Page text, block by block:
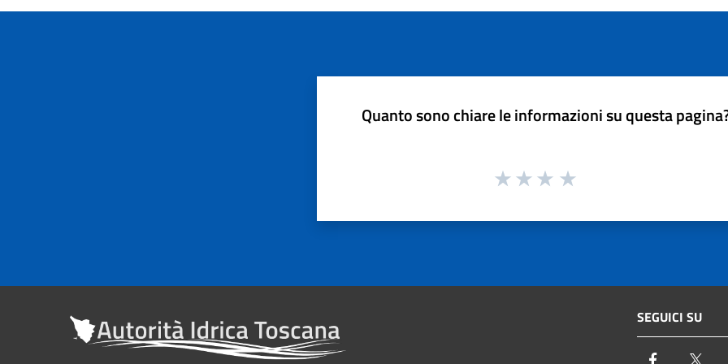
Quanto sono chiare le informazioni su questa
SEGUICI SU